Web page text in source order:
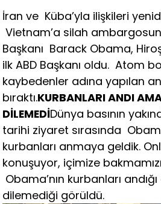
İran ve Küba’yla ilişkileri
Vietnam’a silah
Başkanı Barack Obama,
ilk ABD Başkanı oldu. Atom
kaybedenler adına yapılan
bıraktı.KURBANLARI ANDI
DİLEMEDİDünya basının
tarihi ziyaret sırasında
kurbanları anmaya geldik.
konuşuyor, içimize
Obama’nın kurbanları
dilemediği görüldü.